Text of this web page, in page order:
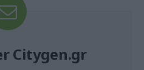
Citygen.gr